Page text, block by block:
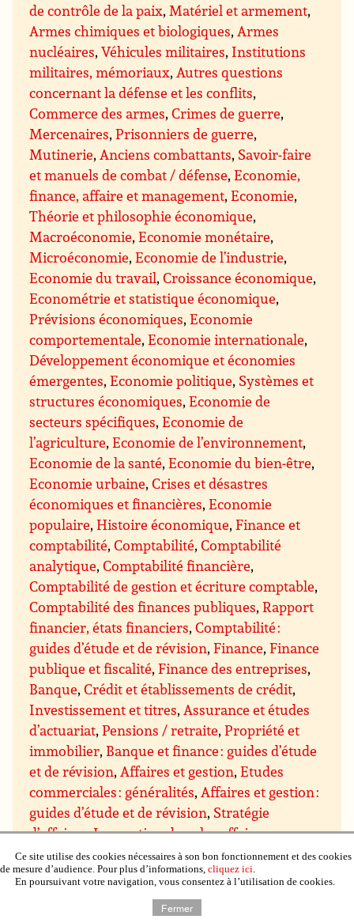
de contrôle de la paix,Matériel et armement,
Armes chimiques et biologiques,Armes
nucléaires,Véhicules militaires, Institutions
militaires, mémoriaux,Autres questions
concernant la défense et les conflits,
Commerce des armes,Crimes de guerre,
Mercenaires,Prisonniers de guerre,
Mutinerie,Anciens combattants, Savoir-faire
et manuels de combat / défense,Economie,
finance, affaire et management,Economie,
Théorie et philosophie économique,
Macroéconomie,Economie monétaire,
Microéconomie,Economie de l’industrie,
Economie du travail,Croissance économique,
Econométrie et statistique économique,
Prévisions économiques,Economie
comportementale,Economie internationale,
Développement économique et économies
émergentes,Economie politique, Systèmes et
structures économiques,Economie de
secteurs spécifiques,Economie de
l’agriculture,Economie de l’environnement,
Economie de la santé,Economie du bien-être,
Economie urbaine,Crises et désastres
économiques et financières,Economie
populaire,Histoire économique,Finance et
comptabilité,Comptabilité,Comptabilité
analytique,Comptabilité financière,
Comptabilité de gestion et écriture comptable,
Comptabilité des finances publiques,Rapport
financier, états financiers,Comptabilité :
guides d’étude et de révision,Finance,Finance
publique et fiscalité,Finance des entreprises,
Banque,Crédit et établissements de crédit,
Investissement et titres,Assurance et études
d’actuariat,Pensions / retraite,Propriété et
immobilier, Banque et finance : guides d’étude
et de révision,Affaires et gestion,Etudes
commerciales : généralités,Affaires et gestion :
guides d’étude et de révision, Stratégie
d’affaires,Innovation dans les affaires,
Innovation de rupture,Commerce
électronique : aspects des affaires,
Concurrence dans les affaires
les affaires et responsabilité sociale
Ce site utilise des cookies nécessaires à son bon fonctionnement et des cookies
de mesure d’audience. Pour plus d’informations, cliquez ici.
En poursuivant votre navigation, vous consentez à l’utilisation de cookies.
Fermer